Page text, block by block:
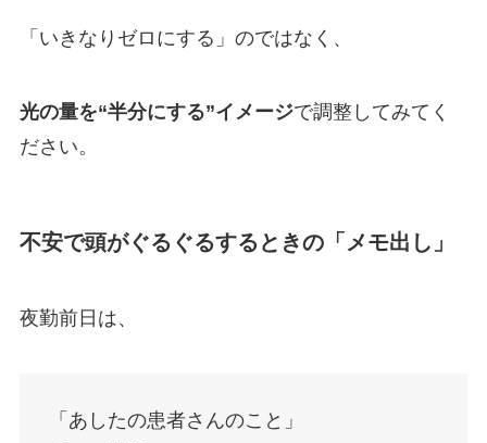
「いきなりゼロにする」のではなく、
光の量を“半分にする”イメージで調整してみてく
ださい。
不安で頭がぐるぐるするときの「メモ出し」
夜勤前日は、
「あしたの患者さんのこと」